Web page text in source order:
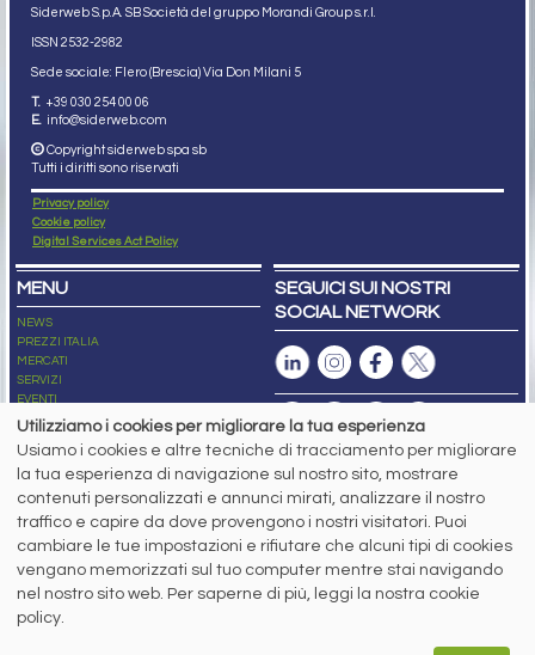
Siderweb S.p.A. SB Società del gruppo Morandi Group s.r.l.
ISSN 2532-2982
Sede sociale: Flero (Brescia) Via Don Milani 5
T. +39 030 254 00 06
E. info@siderweb.com
Copyright siderweb spa sb
Tutti i diritti sono riservati
Privacy policy
Cookie policy
Digital Services Act Policy
MENU
NEWS
PREZZI ITALIA
MERCATI
SERVIZI
EVENTI
ABBONAMENTI
NEWSLETTER
SEGUICI SUI NOSTRI
SOCIAL NETWORK
Capitale Sociale: 190.000€ interamente versato
Registro delle Imprese di Brescia
Codice Fiscale e Partita I.V.A.:IT03562320170
R.E.A. n. 419331
www.siderweb.com: Autorizzazione del Tribunale di Brescia n. 11/2004 del 17
marzo 2004, Iscrizione al R.O.C. n. 26116.
Direttrice Responsabile:
Elisa Bonomelli
Utilizziamo i cookies per migliorare la tua esperienza
Usiamo i cookies e altre tecniche di tracciamento per migliorare
la tua esperienza di navigazione sul nostro sito, mostrare
contenuti personalizzati e annunci mirati, analizzare il nostro
traffico e capire da dove provengono i nostri visitatori. Puoi
cambiare le tue impostazioni e rifiutare che alcuni tipi di cookies
vengano memorizzati sul tuo computer mentre stai navigando
nel nostro sito web. Per saperne di più, leggi la nostra cookie
policy.